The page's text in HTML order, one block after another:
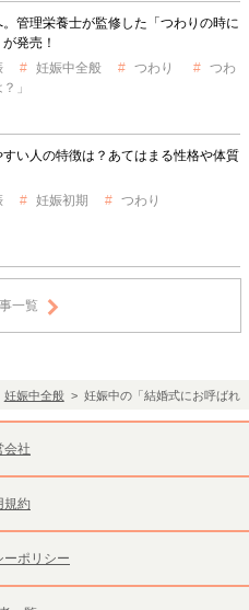
管理栄養士が監修した「つわりの時に
発売！
妊娠中全般 つわり
つわ
」
い人の特徴は？あてはまる性格や体質
妊娠初期 つわり
一覧
妊娠中全般> 妊娠中の「結婚式にお呼ばれ
会社
規約
ーポリシー